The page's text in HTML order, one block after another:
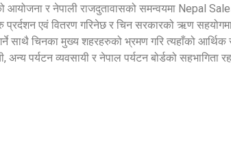
आयोजना र नेपाली राजदुतावासको समन्वयमा Nepal
प्रर्दशन एवं वितरण गरिनेछ र चिन सरकारको ऋण
साथै चिनका मुख्य शहरहरुको भ्रमण गरि त्यहाँको
अन्य पर्यटन व्यवसायी र नेपाल पर्यटन बोर्डको सहभागिता